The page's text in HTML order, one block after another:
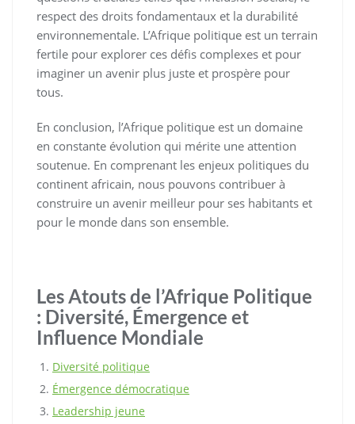
respect des droits fondamentaux et la durabilité
environnementale. L’Afrique politique est un terrain
fertile pour explorer ces défis complexes et pour
imaginer un avenir plus juste et prospère pour
tous.
En conclusion, l’Afrique politique est un domaine
en constante évolution qui mérite une attention
soutenue. En comprenant les enjeux politiques du
continent africain, nous pouvons contribuer à
construire un avenir meilleur pour ses habitants et
pour le monde dans son ensemble.
Les Atouts de l’Afrique Politique
: Diversité, Émergence et
Influence Mondiale
Diversité politique
Émergence démocratique
Leadership jeune